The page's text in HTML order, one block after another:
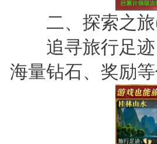
二、探索之旅
追寻旅行足迹
海量钻石、奖励